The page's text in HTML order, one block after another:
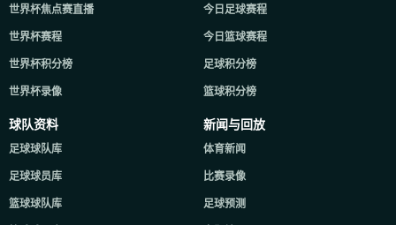
世界杯焦点赛直播
世界杯赛程
世界杯积分榜
世界杯录像
今日足球赛程
今日篮球赛程
足球积分榜
篮球积分榜
球队资料
足球球队库
足球球员库
篮球球队库
新闻与回放
体育新闻
比赛录像
足球预测